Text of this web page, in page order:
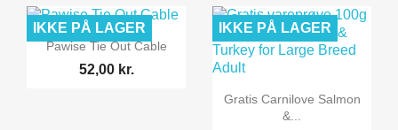
 Vis her
Pawise Tie Out Cable
52,00 kr.
IKKE PÅ LAGER
 Vis her
Gratis Carnilove Salmon
&...
IKKE PÅ LAGER